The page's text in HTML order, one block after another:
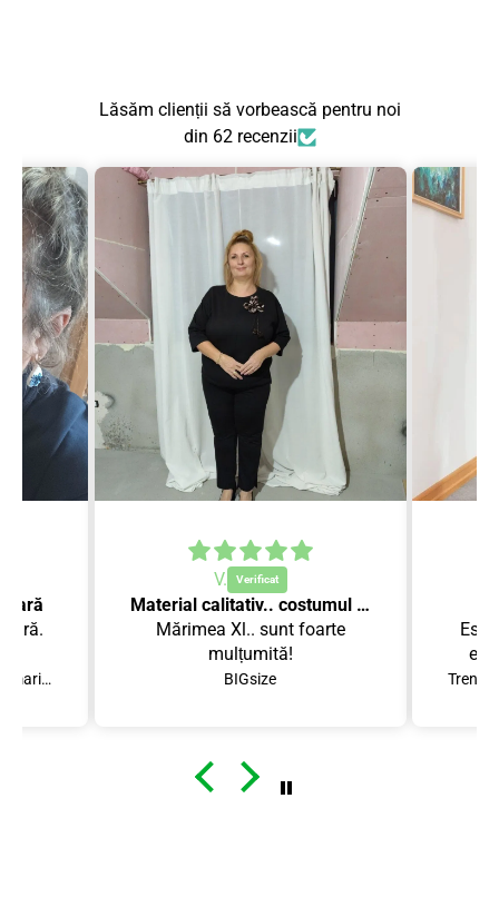
Lăsăm clienții să vorbească pentru noi
din 62 recenzii
vară
Compleu scurt dama marimi mari 8101
V.
Material calitativ.. costumul se așează perfect!
Mărimea Xl.. sunt foarte
mulțumită!
BIGsize